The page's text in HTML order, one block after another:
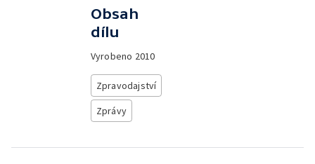
Obsah
dílu
Vyrobeno 2010
Zpravodajství
Zprávy